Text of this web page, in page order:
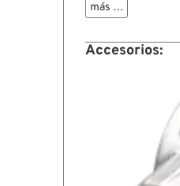
más …
Accesorios: